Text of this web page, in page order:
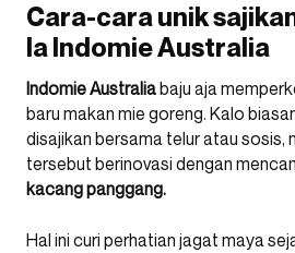
Cara-cara unik
la Indomie Australia
Indomie Australiabaju aja
baru makan mie goreng. Kalo
disajikan bersama telur atau sosis,
tersebut berinovasi dengan
kacang panggang.
Hal ini curi perhatian jagat maya